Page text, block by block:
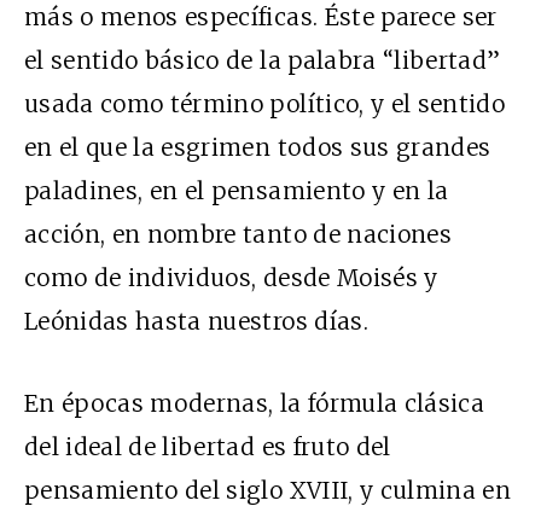
más o menos específicas. Éste parece ser
el sentido básico de la palabra “libertad”
usada como término político, y el sentido
en el que la esgrimen todos sus grandes
paladines, en el pensamiento y en la
acción, en nombre tanto de naciones
como de individuos, desde Moisés y
Leónidas hasta nuestros días.
En épocas modernas, la fórmula clásica
del ideal de libertad es fruto del
pensamiento del siglo XVIII, y culmina en